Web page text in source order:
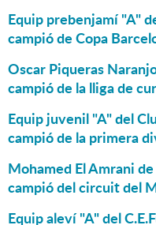
Equip prebenjamí "A"
campió de Copa
Oscar Piqueras
campió de la lliga de
Equip juvenil "A" del
campió de la primera
Mohamed El Amrani
campió del circuit del
Equip aleví "A" del